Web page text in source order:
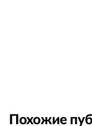
Похожие